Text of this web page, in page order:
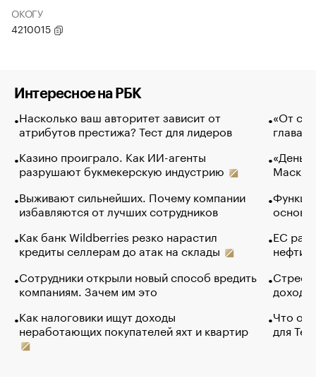
ОКОГУ
4210015
Интересное на РБК
Насколько ваш авторитет зависит от
атрибутов престижа? Тест для лидеров
Казино проиграло. Как ИИ-агенты
разрушают букмекерскую индустрию
Выживают сильнейших. Почему компании
избавляются от лучших сотрудников
Как банк Wildberries резко нарастил
кредиты селлерам до атак на склады
Сотрудники открыли новый способ вредить
компаниям. Зачем им это
Как налоговики ищут доходы
неработающих покупателей яхт и квартир
«От
глава
Маск в
основ
ЕС
нефти
Что
для